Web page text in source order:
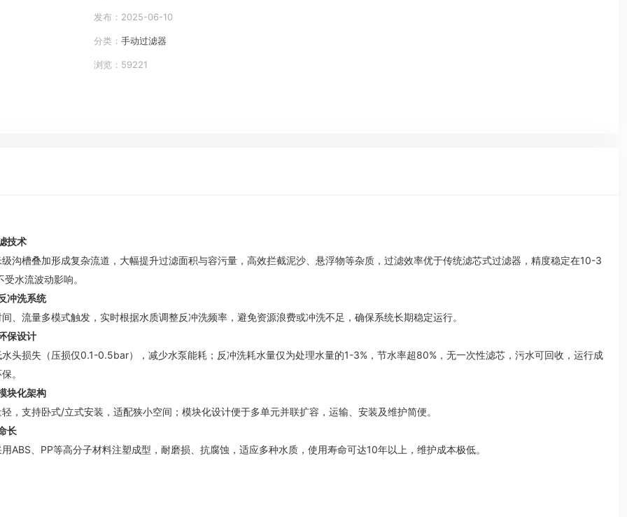
发布：2025-06-10
分类： 手动过滤器
浏览：59221
技术
沟槽叠加形成复杂流道，大幅提升过滤面积与容污量，高效拦截泥沙、悬浮物等杂质，过滤效率优于传统滤芯式过滤器，精度稳定在10-3
水流波动影响。
冲洗系统
、流量多模式触发，实时根据水质调整反冲洗频率，避免资源浪费或冲洗不足，确保系统长期稳定运行。
保设计
头损失（压损仅0.1-0.5bar），减少水泵能耗；反冲洗耗水量仅为处理水量的1-3%，节水率超80%，无一次性滤芯，污水可回收，运行成
。
块化架构
，支持卧式/立式安装，适配狭小空间；模块化设计便于多单元并联扩容，运输、安装及维护简便。
长
ABS、PP等高分子材料注塑成型，耐磨损、抗腐蚀，适应多种水质，使用寿命可达10年以上，维护成本极低。